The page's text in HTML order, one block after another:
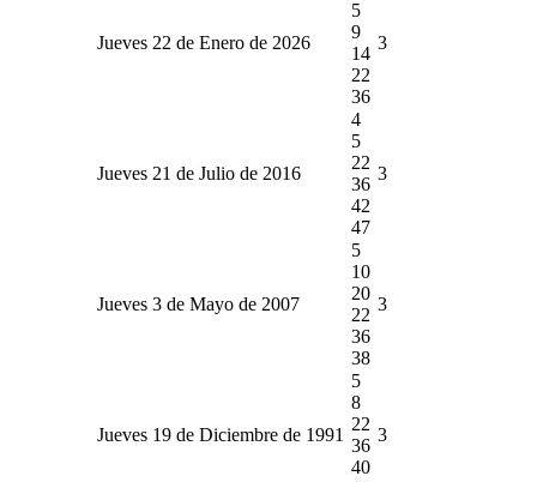
Jueves 22 de Enero de 2026
5
9
14
22
36
3
Jueves 21 de Julio de 2016
4
5
22
36
42
47
3
Jueves 3 de Mayo de 2007
5
10
20
22
36
38
3
Jueves 19 de Diciembre de 1991
5
8
22
36
40
3